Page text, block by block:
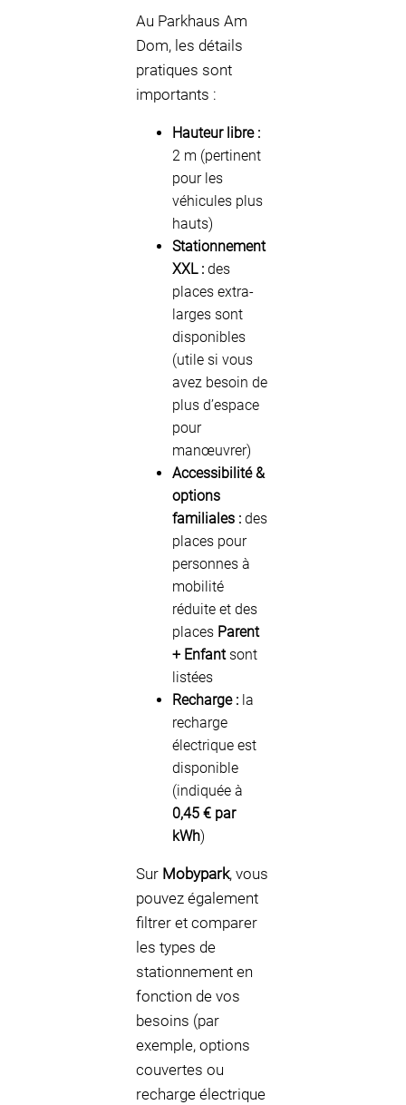
Au Parkhaus Am
Dom, les détails
pratiques sont
importants :
Hauteur libre :
2 m (pertinent
pour les
véhicules plus
hauts)
Stationnement
XXL : des
places extra-
larges sont
disponibles
(utile si vous
avez besoin de
plus d’espace
pour
manœuvrer)
Accessibilité &
options
familiales : des
places pour
personnes à
mobilité
réduite et des
places Parent
+ Enfantsont
listées
Recharge : la
recharge
électrique est
disponible
(indiquée à
0,45 € par
kWh)
Sur Mobypark, vous
pouvez également
filtrer et comparer
les types de
stationnement en
fonction de vos
besoins (par
exemple, options
couvertes ou
recharge électrique